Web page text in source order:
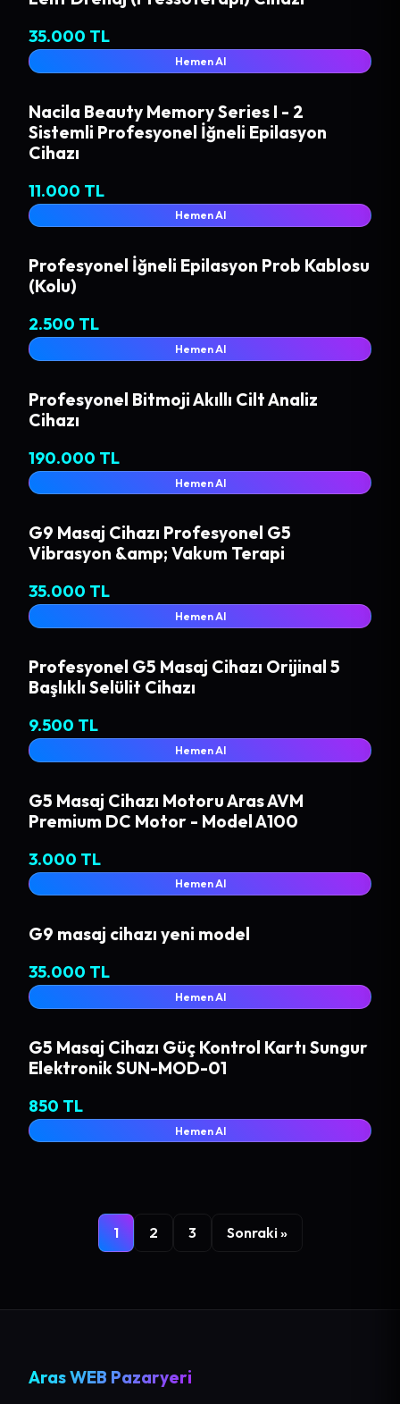
35.000 TL
Hemen Al
Nacila Beauty Memory Series I - 2
Sistemli Profesyonel İğneli Epilasyon
Cihazı
11.000 TL
Hemen Al
Profesyonel İğneli Epilasyon Prob Kablosu
(Kolu)
2.500 TL
Hemen Al
Profesyonel Bitmoji Akıllı Cilt Analiz
Cihazı
190.000 TL
Hemen Al
G9 Masaj Cihazı Profesyonel G5
Vibrasyon &amp; Vakum Terapi
35.000 TL
Hemen Al
Profesyonel G5 Masaj Cihazı Orijinal 5
Başlıklı Selülit Cihazı
9.500 TL
Hemen Al
G5 Masaj Cihazı Motoru Aras AVM
Premium DC Motor - Model A100
3.000 TL
Hemen Al
G9 masaj cihazı yeni model
35.000 TL
Hemen Al
G5 Masaj Cihazı Güç Kontrol Kartı Sungur
Elektronik SUN-MOD-01
850 TL
Hemen Al
1 2 3 Sonraki »
Aras WEB Pazaryeri